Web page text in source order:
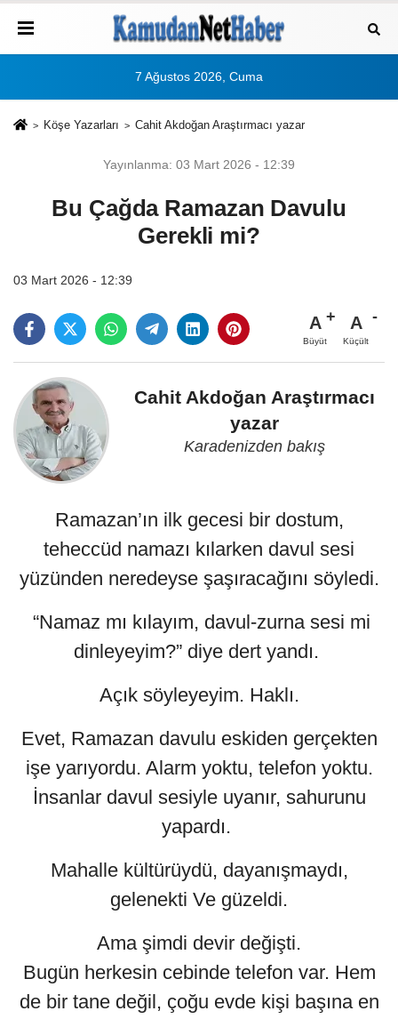
7 Ağustos 2026, Cuma
Köşe Yazarları Cahit Akdoğan Araştırmacı yazar
Yayınlanma: 03 Mart 2026 - 12:39
Bu Çağda Ramazan Davulu
Gerekli mi?
03 Mart 2026 - 12:39
A
Büyüt
A
Küçült
Cahit Akdoğan Araştırmacı
yazar
Karadenizden bakış
Ramazan’ın ilk gecesi bir dostum,
teheccüd namazı kılarken davul sesi
yüzünden neredeyse şaşıracağını söyledi.
“Namaz mı kılayım, davul-zurna sesi mi
dinleyeyim?” diye dert yandı.
Açık söyleyeyim. Haklı.
Evet, Ramazan davulu eskiden gerçekten
işe yarıyordu. Alarm yoktu, telefon yoktu.
İnsanlar davul sesiyle uyanır, sahurunu
yapardı.
Mahalle kültürüydü, dayanışmaydı,
gelenekti Ve güzeldi.
Ama şimdi devir değişti.
Bugün herkesin cebinde telefon var. Hem
de bir tane değil, çoğu evde kişi başına en